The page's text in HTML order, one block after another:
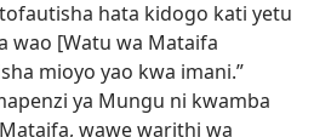
hata kidogo kati yetu
wao [Watu wa Mataifa
mioyo yao kwa imani.”
ya Mungu ni kwamba
wawe warithi wa